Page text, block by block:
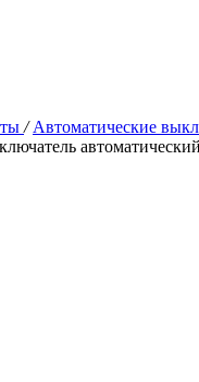
/ Автоматические